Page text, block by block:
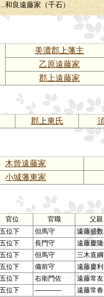
良遠藤家（千石）
美濃郡上藩主
乙原遠藤家
郡上遠藤家
郡上東氏
木曾遠藤家
小城藩東家
官位 官職 父親
位下 但馬守 遠藤盛数
位下 長門守 遠藤慶隆
位下 但馬守 三木直綱
位下 備前守 遠藤慶利
位下 右衛門佐 遠藤常友
位下 ―――― 遠藤常春